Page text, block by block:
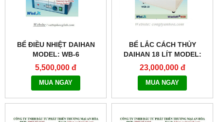
BỂ ĐIỀU NHIỆT DAIHAN
MODEL: WB-6
5,500,000 đ
MUA NGAY
BỂ LẮC CÁCH THỦY
DAIHAN 18 LÍT MODEL:
WSB-18
23,000,000 đ
MUA NGAY